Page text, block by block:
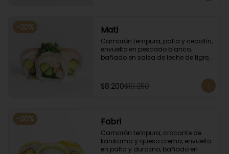
-20% Mati
Camarón tempura, palta y cebollín,
envuelto en pescado blanco,
bañado en salsa de leche de tigre,
$8.200$10.250
-20% Fabri
Camarón tempura, crocante de
kanikama y queso crema, envuelto
en palta y durazno, bañado en